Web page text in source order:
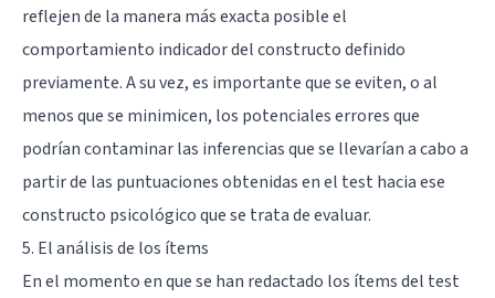
reflejen de la manera más exacta posible el
comportamiento indicador del constructo definido
previamente. A su vez, es importante que se eviten, o al
menos que se minimicen, los potenciales errores que
podrían contaminar las inferencias que se llevarían a cabo a
partir de las puntuaciones obtenidas en el test hacia ese
constructo psicológico que se trata de evaluar.
5. El análisis de los ítems
En el momento en que se han redactado los ítems del test